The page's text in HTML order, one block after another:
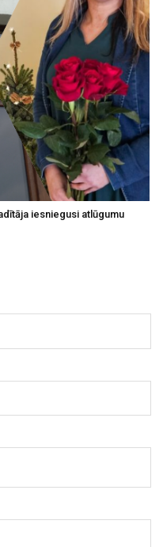
iesniegusi atlūgumu